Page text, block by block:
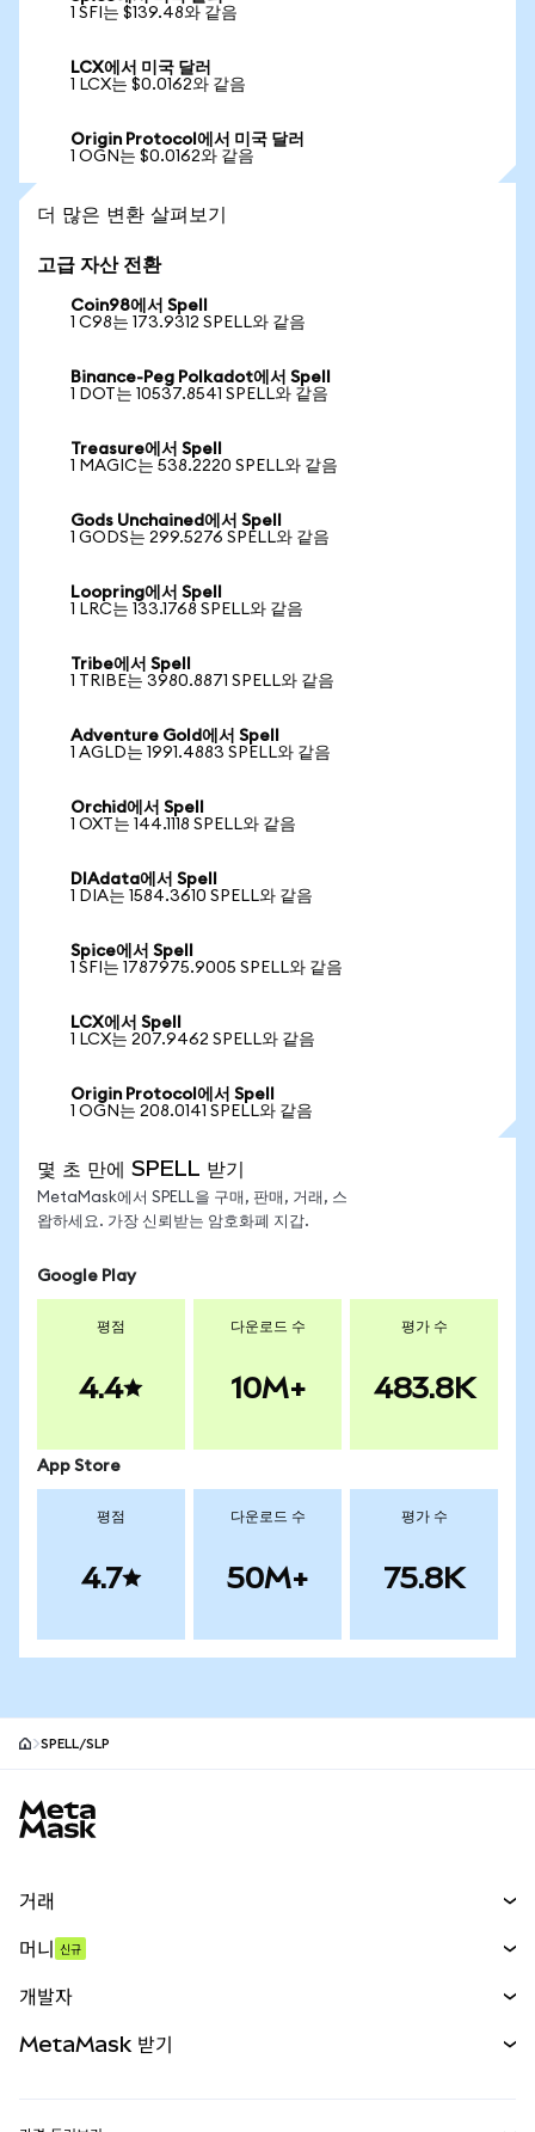
1 SFI는 $139.48와 같음
LCX에서 미국 달러
1 LCX는 $0.0162와 같음
Origin Protocol에서 미국 달러
1 OGN는 $0.0162와 같음
더 많은 변환 살펴보기
고급 자산 전환
Coin98에서 Spell
1 C98는 173.9312 SPELL와 같음
Binance-Peg Polkadot에서 Spell
1 DOT는 10537.8541 SPELL와 같음
Treasure에서 Spell
1 MAGIC는 538.2220 SPELL와 같음
Gods Unchained에서 Spell
1 GODS는 299.5276 SPELL와 같음
Loopring에서 Spell
1 LRC는 133.1768 SPELL와 같음
Tribe에서 Spell
1 TRIBE는 3980.8871 SPELL와 같음
Adventure Gold에서 Spell
1 AGLD는 1991.4883 SPELL와 같음
Orchid에서 Spell
1 OXT는 144.1118 SPELL와 같음
DIAdata에서 Spell
1 DIA는 1584.3610 SPELL와 같음
Spice에서 Spell
1 SFI는 1787975.9005 SPELL와 같음
LCX에서 Spell
1 LCX는 207.9462 SPELL와 같음
Origin Protocol에서 Spell
1 OGN는 208.0141 SPELL와 같음
몇 초 만에 SPELL 받기
MetaMask에서 SPELL을 구매, 판매, 거래, 스
왑하세요. 가장 신뢰받는 암호화폐 지갑.
Google Play
평점
4.4
다운로드 수
10M+
평가 수
483.8K
App Store
평점
4.7
다운로드 수
50M+
평가 수
75.8K
SPELL/SLP
거래
무기한 선물
실물자산
머니 신규
개발자
MetaMask 받기